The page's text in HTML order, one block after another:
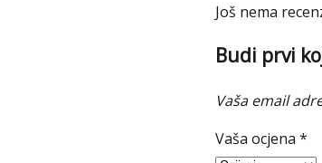
Još nema
Budi prvi
Vaša email
Vaša ocjena *